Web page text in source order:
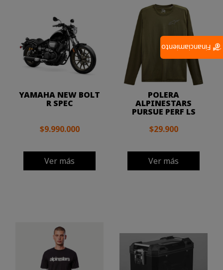
YAMAHA NEW BOLT
R SPEC
$9.990.000
Ver más
POLERA
ALPINESTARS
PURSUE PERF LS
$29.900
Ver más
Financiamiento